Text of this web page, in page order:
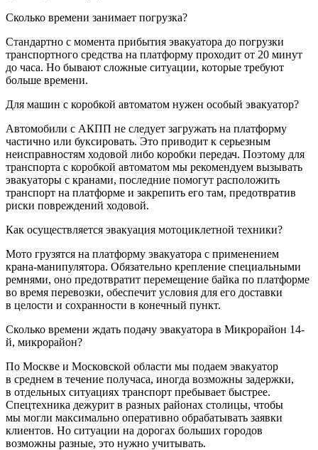
Сколько времени занимает погрузка?
Стандартно с момента прибытия эвакуатора до погрузки
транспортного средства на платформу проходит от 20 минут
до часа. Но бывают сложные ситуации, которые требуют
больше времени.
Для машин с коробкой автоматом нужен особый эвакуатор?
Автомобили с АКПП не следует загружать на платформу
частично или буксировать. Это приводит к серьезным
неисправностям ходовой либо коробки передач. Поэтому для
транспорта с коробкой автоматом мы рекомендуем вызывать
эвакуаторы с кранами, последние помогут расположить
транспорт на платформе и закрепить его там, предотвратив
риски повреждений ходовой.
Как осуществляется эвакуация мотоциклетной техники?
Мото грузятся на платформу эвакуатора с применением
крана-манипулятора. Обязательно крепление специальными
ремнями, оно предотвратит перемещение байка по платформе
во время перевозки, обеспечит условия для его доставки
в целости и сохранности в конечный пункт.
Сколько времени ждать подачу эвакуатора в Микрорайон 14-
й, микрорайон?
По Москве и Московской области мы подаем эвакуатор
в среднем в течение получаса, иногда возможны задержки,
в отдельных ситуациях транспорт пребывает быстрее.
Спецтехника дежурит в разных районах столицы, чтобы
мы могли максимально оперативно обрабатывать заявки
клиентов. Но ситуации на дорогах больших городов
возможны разные, это нужно учитывать.